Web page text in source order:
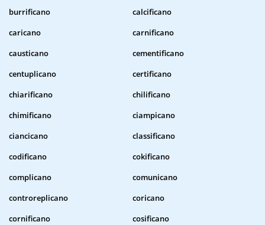
burrificano
calcificano
caricano
carnificano
causticano
cementificano
centuplicano
certificano
chiarificano
chilificano
chimificano
ciampicano
ciancicano
classificano
codificano
cokificano
complicano
comunicano
controreplicano
coricano
cornificano
cosificano